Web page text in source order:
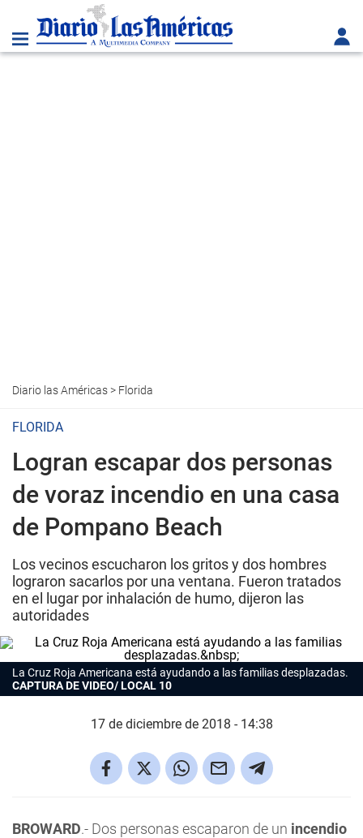
Diario las Américas> Florida
FLORIDA
Logran escapar dos personas
de voraz incendio en una casa
de Pompano Beach
Los vecinos escucharon los gritos y dos hombres
lograron sacarlos por una ventana. Fueron tratados
en el lugar por inhalación de humo, dijeron las
autoridades
La Cruz Roja Americana está ayudando a las familias desplazadas.
CAPTURA DE VIDEO/ LOCAL 10
17 de diciembre de 2018 - 14:38
BROWARD.- Dos personas escaparon de un incendio